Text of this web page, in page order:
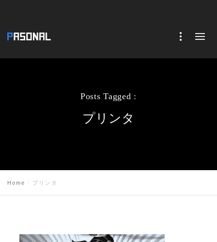
Posts Tagged :
プリンタ
Home プリンタ